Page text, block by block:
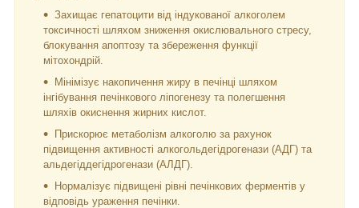
Захищає гепатоцити від індукованої алкоголем
токсичності шляхом зниження окислювального стресу,
блокування апоптозу та збереження функції
мітохондрій.
Мінімізує накопичення жиру в печінці шляхом
інгібування печінкового ліпогенезу та полегшення
шляхів окиснення жирних кислот.
Прискорює метаболізм алкоголю за рахунок
підвищення активності алкогольдегідрогенази (АДГ) та
альдегіддегідрогенази (АЛДГ).
Нормалізує підвищені рівні печінкових ферментів у
відповідь ураження печінки.